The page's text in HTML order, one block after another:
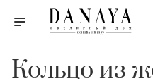
Кольцо из